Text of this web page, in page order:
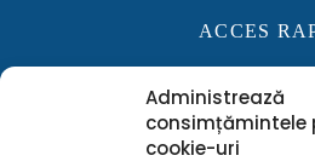
Administrează
consimțămintele
cookie-uri
ACCES
Monitorul
Informații